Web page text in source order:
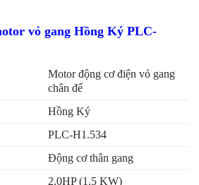
vỏ gang Hồng Ký PLC-
Motor động cơ điện vỏ gang
chân đế
Hồng Ký
PLC-H1.534
Động cơ thân gang
2.0HP (1.5 KW)